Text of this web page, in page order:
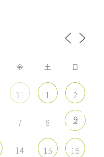
金 土 日
31 1 2
7 8 9
14 15 16